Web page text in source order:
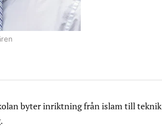
byter inriktning från islam till teknik